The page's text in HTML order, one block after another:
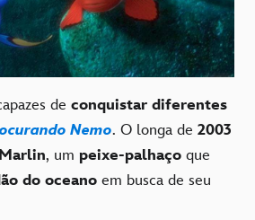
de conquistar diferentes
Nemo. O longa de 2003
Marlin, um peixe-palhaço que
do oceano em busca de seu